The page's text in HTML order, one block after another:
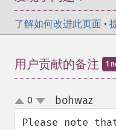
了解如何改进此页面 •
用户贡献的备注 1
up
down
0 bohwaz¶
Please note